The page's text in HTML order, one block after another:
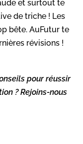
et surtout te
de triche ! Les
bête. AuFutur te
révisions !
pour réussir
? Rejoins-nous